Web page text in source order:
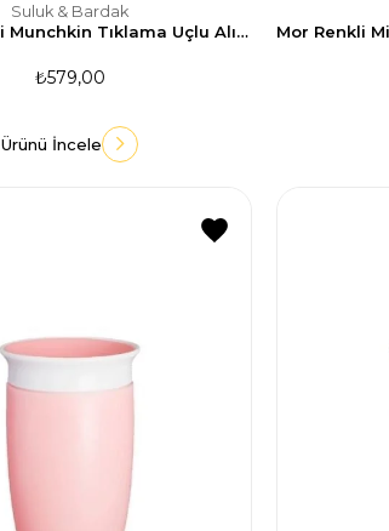
Suluk & Bardak
Pembe Renkli Munchkin Tıklama Uçlu Alıştırma Bardağı - 10 oz/296 ml
₺579,00
Ürünü İncele